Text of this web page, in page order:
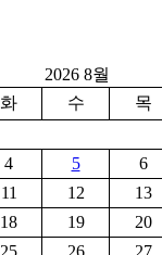
2026 8월
화 수 목
4 5 6
11 12 13
18 19 20